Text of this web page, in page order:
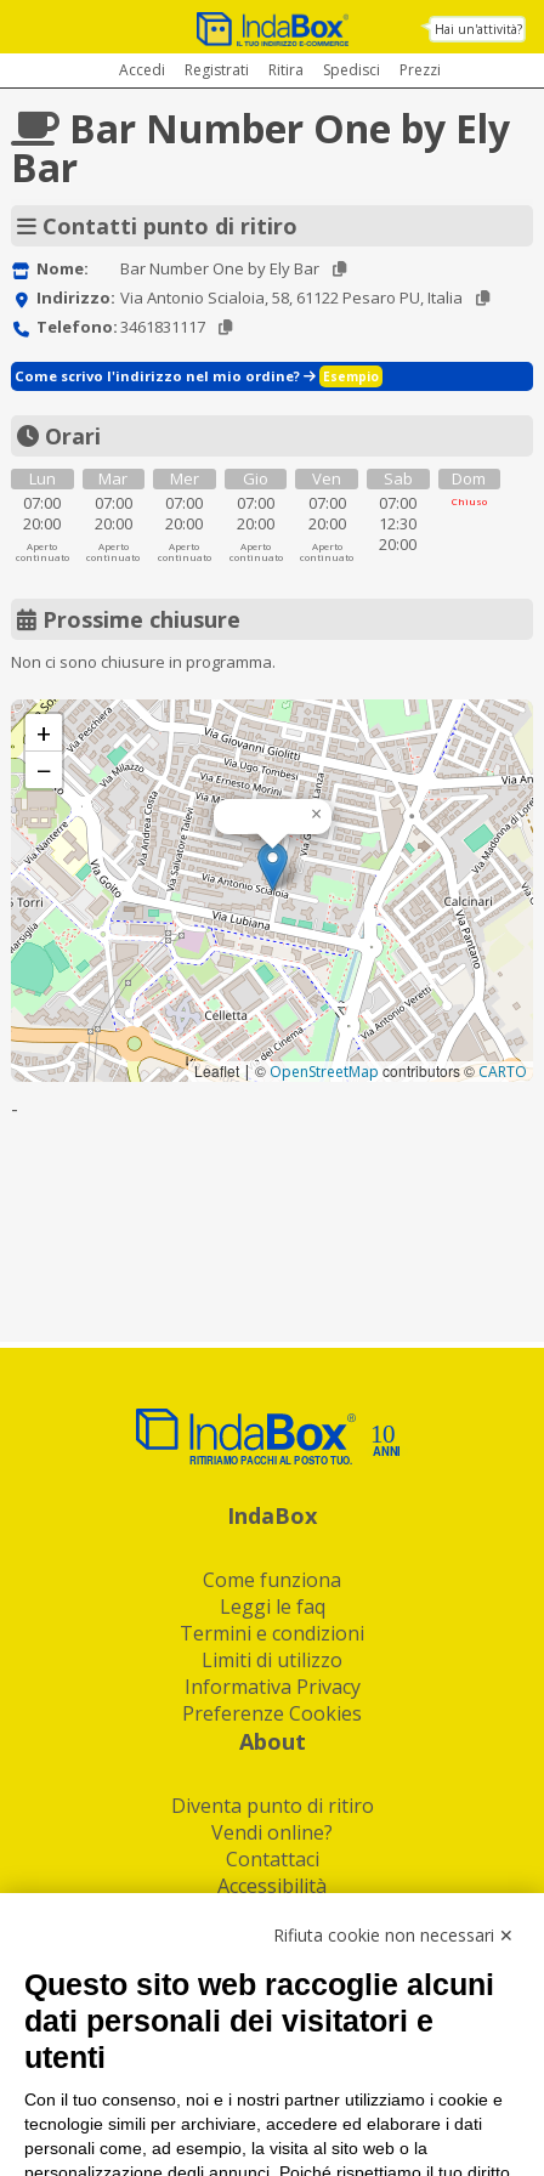
Hai un'attività?
Accedi Registrati Ritira Spedisci Prezzi
Bar Number One by Ely
Bar
Contatti punto di ritiro
Nome:
Bar Number One by Ely Bar
Indirizzo: Via Antonio Scialoia, 58, 61122 Pesaro PU, Italia
Telefono:3461831117
Come scrivo l'indirizzo nel mio ordine? Esempio
Orari
Lun
07:00
20:00
Aperto
continuato
Mar
07:00
20:00
Aperto
continuato
Mer
07:00
20:00
Aperto
continuato
Gio
07:00
20:00
Aperto
continuato
Ven
07:00
20:00
Aperto
continuato
Sab
07:00
12:30
20:00
Dom
Chiuso
Prossime chiusure
Non ci sono chiusure in programma.
×
+
−
Leaflet|©OpenStreetMap contributors ©CARTO
-
IndaBox
Come funziona
Leggi le faq
Termini e condizioni
Limiti di utilizzo
Informativa Privacy
Preferenze Cookies
About
Diventa punto di ritiro
Vendi online?
Contattaci
Accessibilità
Facebook
Linkedin
I nostri punti di ritiro e spedizione pacchi nelle
maggiori città italiane
Torino|Milano|Roma|Bologna|Firenze| Genova
Napoli|Varese
Rifiuta cookie non necessari ✕
Questo sito web raccoglie alcuni
dati personali dei visitatori e
utenti
Con il tuo consenso, noi e i nostri partner utilizziamo i cookie e
tecnologie simili per archiviare, accedere ed elaborare i dati
personali come, ad esempio, la visita al sito web o la